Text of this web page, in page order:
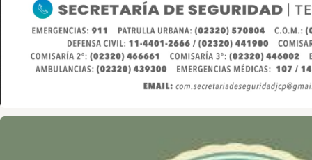
Asociación de Medios Vecinales